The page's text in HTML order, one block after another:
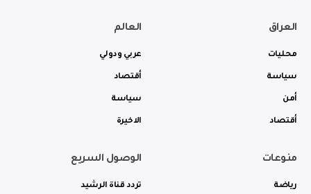
العراق
محليات
سياسة
أمن
أقتصاد
العالم
عربي ودولي
أقتصاد
سياسة
الاخيرة
منوعات
رياضة
الوصول السريع
تردد قناة الرشيد